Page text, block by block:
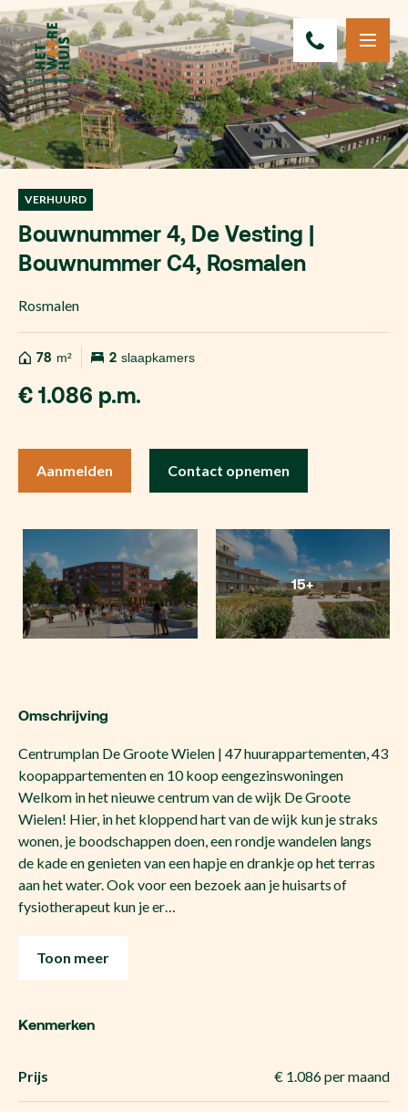
VERHUURD
Bouwnummer 4, De Vesting |
Bouwnummer C4, Rosmalen
Rosmalen
78 m² 2 slaapkamers
€ 1.086 p.m.
Aanmelden Contact opnemen
15+
Omschrijving
Centrumplan De Groote Wielen | 47 huurappartementen, 43
koopappartementen en 10 koop eengezinswoningen
Welkom in het nieuwe centrum van de wijk De Groote
Wielen! Hier, in het kloppend hart van de wijk kun je straks
wonen, je boodschappen doen, een rondje wandelen langs
de kade en genieten van een hapje en drankje op het terras
aan het water. Ook voor een bezoek aan je huisarts of
fysiotherapeut kun je er…
Toon meer
Kenmerken
Prijs € 1.086 per maand